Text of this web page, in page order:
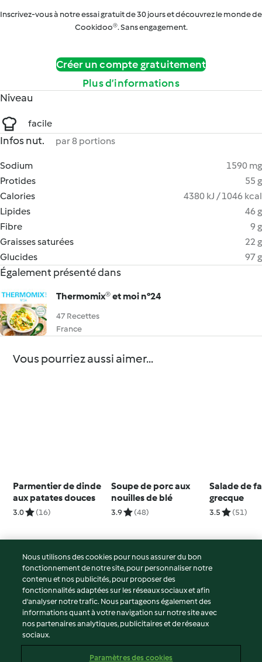
Inscrivez-vous à notre essai gratuit de 30 jours et découvrez le monde de
Cookidoo®. Sans engagement.
Créer un compte gratuitement
Plus d’informations
Niveau
facile
Infos nut. par 8 portions
Sodium
1590 mg
Protides
55 g
Calories
4380 kJ / 1046 kcal
Lipides
46 g
Fibre
9 g
Graisses saturées
22 g
Glucides
97 g
Également présenté dans
Thermomix® et moi n°24
47 Recettes
France
Vous pourriez aussi aimer...
Parmentier de dinde
aux patates douces
3.0 (16)
Soupe de porc aux
nouilles de blé
3.9 (48)
Salade de
grecque
3.5 (51)
© Copyright 2026
Conditions d'utilisation
Politique de confidentialité
Non-responsabilité
Mentions légales
Nous utilisons des cookies pour nous assurer du bon
fonctionnement de notre site, pour personnaliser notre
contenu et nos publicités, pour proposer des
fonctionnalités adaptées sur les réseaux sociaux et afin
d’analyser notre trafic. Nous partageons également des
informations quant à votre navigation sur notre site avec
nos partenaires analytiques, publicitaires et de réseaux
sociaux.
Paramètres des cookies